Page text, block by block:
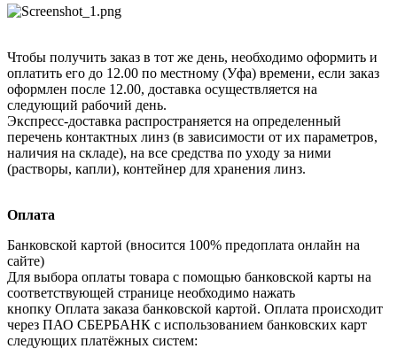
Чтобы получить заказ в тот же день, необходимо оформить и
оплатить его до 12.00 по местному (Уфа) времени, если заказ
оформлен после 12.00, доставка осуществляется на
следующий рабочий день.
Экспресс-доставка распространяется на определенный
перечень контактных линз (в зависимости от их параметров,
наличия на складе), на все средства по уходу за ними
(растворы, капли), контейнер для хранения линз.
Оплата
Банковской картой (вносится 100% предоплата онлайн на
сайте)
Для выбора оплаты товара с помощью банковской карты на
соответствующей странице необходимо нажать
кнопку Оплата заказа банковской картой. Оплата происходит
через ПАО СБЕРБАНК с использованием банковских карт
следующих платёжных систем: